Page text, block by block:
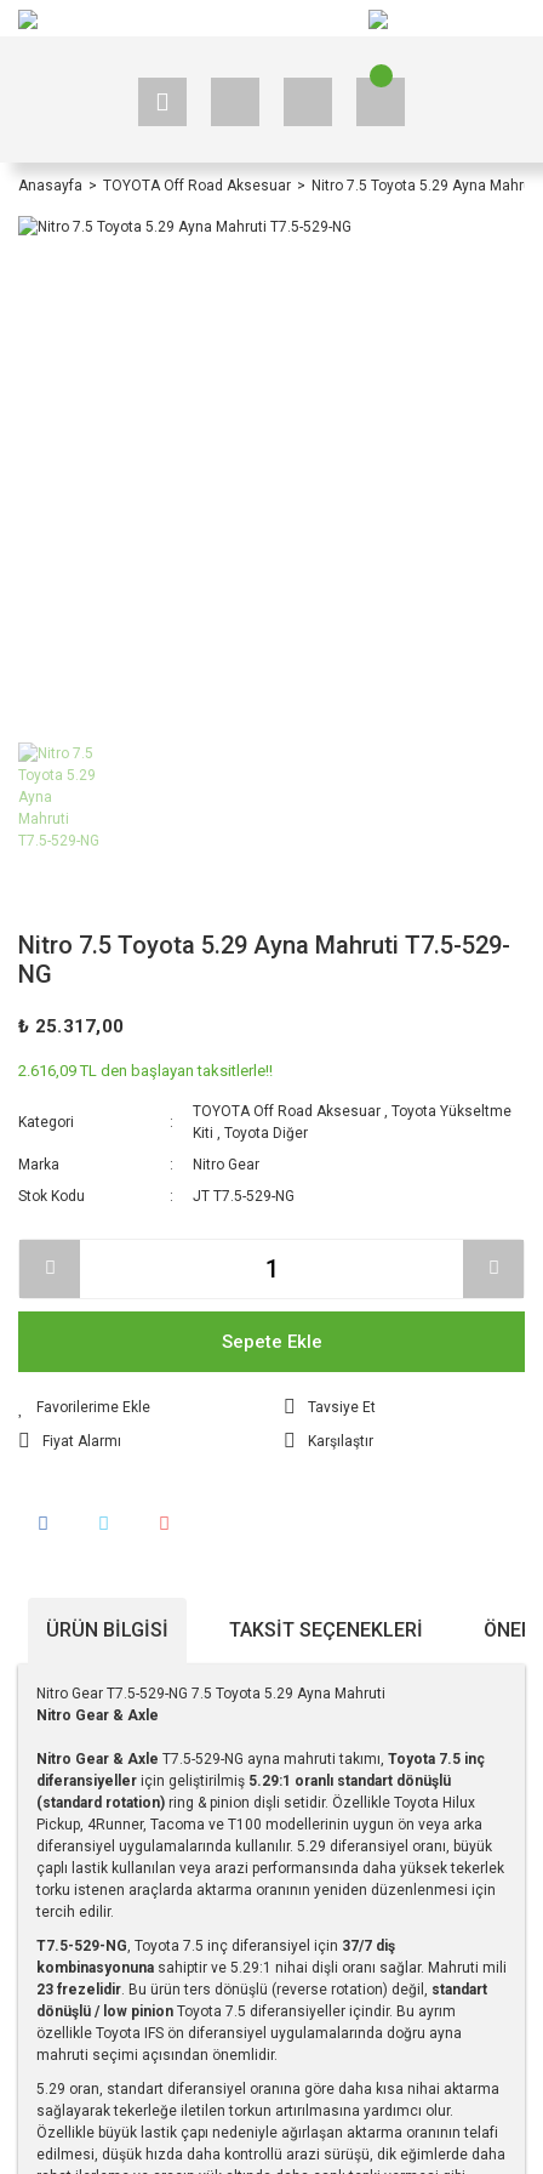
Anasayfa TOYOTA Off Road Aksesuar Nitro 7.5 Toyota 5.29 Ayna Mahruti
Nitro 7.5 Toyota 5.29 Ayna Mahruti T7.5-529-
NG
₺ 25.317,00
2.616,09 TL den başlayan taksitlerle!!
Kategori
TOYOTA Off Road Aksesuar ,Toyota Yükseltme
Kiti
,Toyota Diğer
Marka
Nitro Gear
Stok Kodu
JT T7.5-529-NG
Sepete Ekle
Tavsiye Et
Fiyat Alarmı
Karşılaştır
ÜRÜN BILGISI TAKSIT SEÇENEKLERI
Nitro Gear T7.5-529-NG 7.5 Toyota 5.29 Ayna Mahruti
Nitro Gear & Axle
Nitro Gear & Axle T7.5-529-NG ayna mahruti takımı, Toyota 7.5 inç
diferansiyeller için geliştirilmiş 5.29:1 oranlı standart dönüşlü
(standard rotation) ring & pinion dişli setidir. Özellikle Toyota Hilux
Pickup, 4Runner, Tacoma ve T100 modellerinin uygun ön veya arka
diferansiyel uygulamalarında kullanılır. 5.29 diferansiyel oranı, büyük
çaplı lastik kullanılan veya arazi performansında daha yüksek tekerlek
torku istenen araçlarda aktarma oranının yeniden düzenlenmesi için
tercih edilir.
T7.5-529-NG , Toyota 7.5 inç diferansiyel için 37/7 diş
kombinasyonuna sahiptir ve 5.29:1 nihai dişli oranı sağlar. Mahruti mili
23 frezelidir . Bu ürün ters dönüşlü (reverse rotation) değil, standart
dönüşlü / low pinion Toyota 7.5 diferansiyeller içindir. Bu ayrım
özellikle Toyota IFS ön diferansiyel uygulamalarında doğru ayna
mahruti seçimi açısından önemlidir.
5.29 oran, standart diferansiyel oranına göre daha kısa nihai aktarma
sağlayarak tekerleğe iletilen torkun artırılmasına yardımcı olur.
Özellikle büyük lastik çapı nedeniyle ağırlaşan aktarma oranının telafi
edilmesi, düşük hızda daha kontrollü arazi sürüşü, dik eğimlerde daha